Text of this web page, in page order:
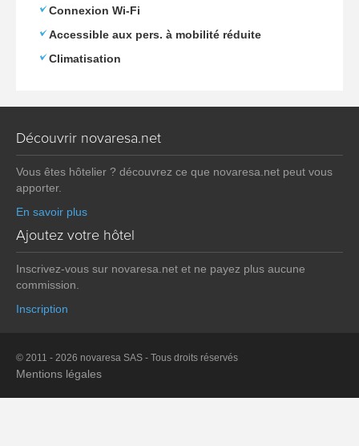
Connexion Wi-Fi
Accessible aux pers. à mobilité réduite
Climatisation
Découvrir novaresa.net
Vous êtes hôtelier ? découvrez ce que novaresa.net peut vous
apporter.
En savoir plus
Ajoutez votre hôtel
Inscrivez-vous sur novaresa.net et ne payez plus aucune
commission.
Inscription
© 2011 - 2026 novaresa SAS - Tous droits réservés
Mentions légales